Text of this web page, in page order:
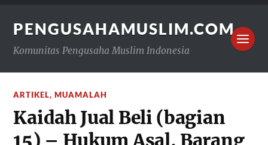
PENGUSAHAMUSLIM.COM
Komunitas Pengusaha Muslim Indonesia
ARTIKEL,MUAMALAH
Kaidah Jual Beli (bagian
15) – Hukum Asal, Barang